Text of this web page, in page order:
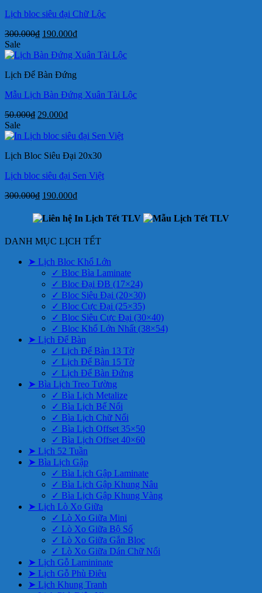
Lịch bloc siêu đại Chữ Lộc
300.000₫ Giá
là:
190.000₫Giá
tại
Sale
Lịch Để Bàn Đứng
Mẫu Lịch Bàn Đứng Xuân Tài Lộc
50.000₫ Giá
là:
29.000₫Giá
tại
29.000₫.
Sale
Lịch Bloc Siêu Đại 20x30
Lịch bloc siêu đại Sen Việt
300.000₫ Giá
là:
300.000₫.
190.000₫Giá
tại
190.000₫.
DANH MỤC LỊCH TẾT
➤ Lịch Bloc Khổ Lớn
✓ Bloc Bìa Laminate
✓ Bloc Đại ĐB (17×24)
✓ Bloc Siêu Đại (20×30)
✓ Bloc Cực Đại (25×35)
✓ Bloc Siêu Cực Đại (30×40)
✓ Bloc Khổ Lớn Nhất (38×54)
➤ Lịch Để Bàn
✓ Lịch Để Bàn 13 Tờ
✓ Lịch Để Bàn 15 Tờ
✓ Lịch Để Bàn Đứng
➤ Bìa Lịch Treo Tường
✓ Bìa Lịch Metalize
✓ Bìa Lịch Bế Nổi
✓ Bìa Lịch Chữ Nổi
✓ Bìa Lịch Offset 35×50
✓ Bìa Lịch Offset 40×60
➤ Lịch 52 Tuần
➤ Bìa Lịch Gập
✓ Bìa Lịch Gập Laminate
✓ Bìa Lịch Gập Khung Nâu
✓ Bìa Lịch Gập Khung Vàng
➤ Lịch Lò Xo Giữa
✓ Lò Xo Giữa Mini
✓ Lò Xo Giữa Bộ Số
✓ Lò Xo Giữa Gắn Bloc
✓ Lò Xo Giữa Dán Chữ Nổi
➤ Lịch Gỗ Lamininate
➤ Lịch Gỗ Phù Điêu
➤ Lịch Khung Tranh